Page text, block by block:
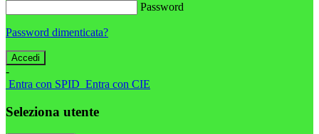
Password
Password dimenticata?
-
Entra con SPID Entra con CIE
Seleziona utente